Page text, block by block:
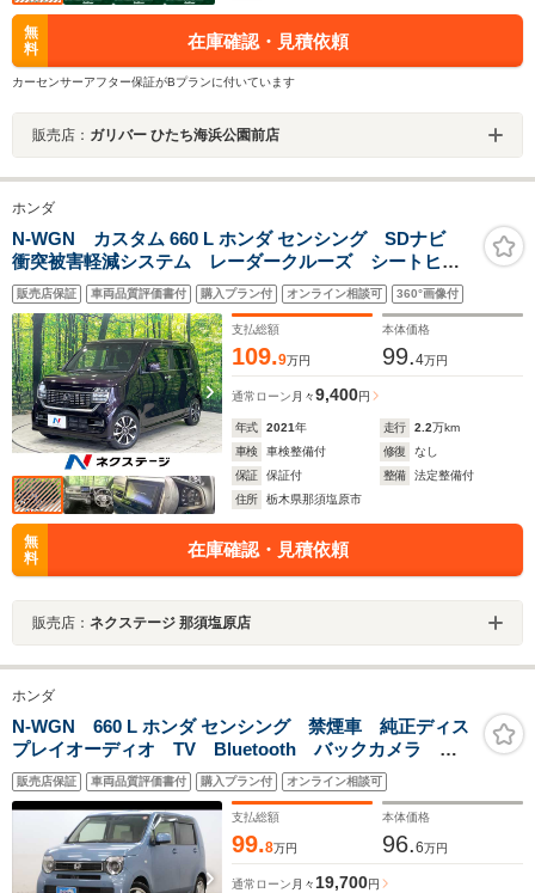
無
料
在庫確認・見積依頼
カーセンサーアフター保証がBプランに付いています
販売店： ガリバー ひたち海浜公園前店
ホンダ
N-WGN カスタム 660 L ホンダ センシング SDナビ
衝突被害軽減システム レーダークルーズ シートヒー
ター 禁煙車 コーナーセンサー スマートキー LED
ヘッド ETC 純正14インチアルミ 車線逸脱警報 オ
ートライト オートエアコン
販売店保証 車両品質評価書付 購入プラン付 オンライン相談可 360°画像付
支払総額
109.9万円
本体価格
99.4万円
通常ローン 月々9,400円
年式 2021年 走行 2.2万km
車検
車検整備付 修復
なし
保証
保証付 整備
法定整備付
住所
栃木県那須塩原市
無
料
在庫確認・見積依頼
販売店： ネクステージ 那須塩原店
ホンダ
N-WGN 660 L ホンダ センシング 禁煙車 純正ディス
プレイオーディオ TV Bluetooth バックカメラ
ETC シートヒーター 障害物センサー レーダークル
ーズ LEDヘッドライト 前ドラレコ ブレーキホール
ド
販売店保証 車両品質評価書付 購入プラン付 オンライン相談可
支払総額
99.8万円
本体価格
96.6万円
通常ローン 月々 19,700円